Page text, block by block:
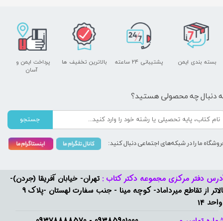
دفتر مرکزی مجموعه دکتر کتاب : تهران- خیابان آفریقا (جردن)-
بالاتر از تقاطع میرداماد- کوچه مینا - جنب سفارت لهستان -پلاک 9
14
پشتیبانی ۲۴ ساعته
پرداخت ایمن و ​​​​​​​
آسان
بسته بندی ایمن بالاترین تخفیف ها
دنبال چه محصولی هستید؟
جستجو
ما را در شبکه‌های اجتماعی دنبال کنید: